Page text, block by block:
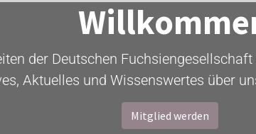
der Deutschen
Aktuelles und Wissenswertes über
Mitglied werden